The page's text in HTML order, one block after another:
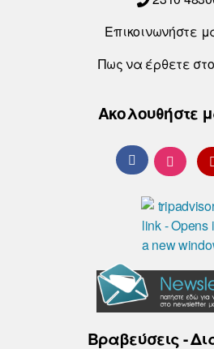
Επικοινωνήστε
Πως να έρθετε
Ακολουθήστε
Βραβεύσεις -